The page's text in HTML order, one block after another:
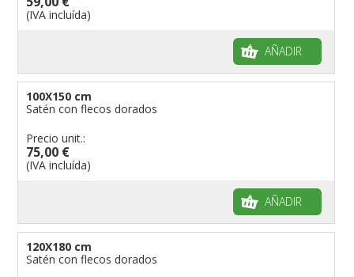
(IVA incluída)
AÑADIR
100X150 cm
Satén con flecos dorados
Precio unit.:
75,00 €
(IVA incluída)
AÑADIR
120X180 cm
Satén con flecos dorados